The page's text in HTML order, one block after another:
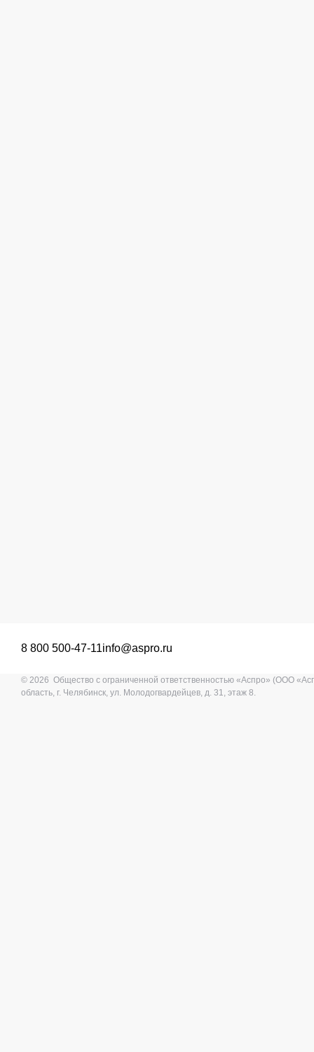
8 800 500-47-11info@aspro.ru
© 2026 Общество с ограниченной ответственностью «Аспро» (ООО
область, г. Челябинск, ул. Молодогвардейцев, д. 31, этаж 8.